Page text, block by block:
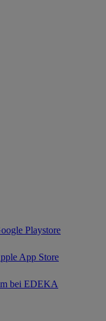
Playstore
App Store
bei EDEKA